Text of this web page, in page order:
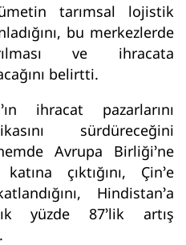
tarımsal lojistik
bu merkezlerde
ve ihracata
belirtti.
ihracat pazarlarını
sürdüreceğini
Avrupa Birliği’ne
çıktığını, Çin’e
Hindistan’a
yüzde 87’lik artış